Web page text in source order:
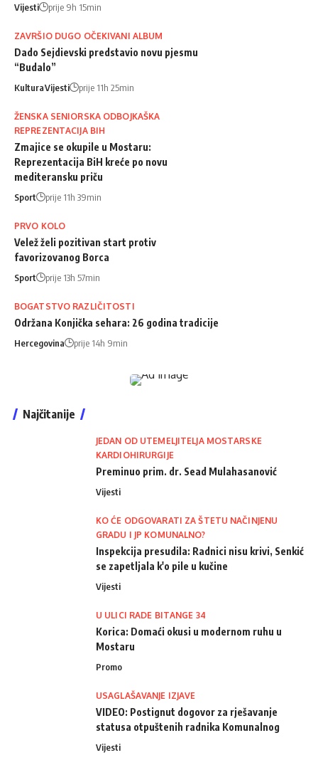
Vijesti prije 9h 15min
ZAVRŠIO DUGO OČEKIVANI ALBUM
Dado Sejdievski predstavio novu pjesmu
“Budalo”
KulturaVijesti prije 11h 25min
ŽENSKA SENIORSKA ODBOJKAŠKA
REPREZENTACIJA BIH
Zmajice se okupile u Mostaru:
Reprezentacija BiH kreće po novu
mediteransku priču
Sport prije 11h 39min
PRVO KOLO
Velež želi pozitivan start protiv
favorizovanog Borca
Sport prije 13h 57min
BOGATSTVO RAZLIČITOSTI
Održana Konjička sehara: 26 godina tradicije
Hercegovina prije 14h 9min
Najčitanije
JEDAN OD UTEMELJITELJA MOSTARSKE
KARDIOHIRURGIJE
Preminuo prim. dr. Sead Mulahasanović
Vijesti
KO ĆE ODGOVARATI ZA ŠTETU NAČINJENU
GRADU I JP KOMUNALNO?
Inspekcija presudila: Radnici nisu krivi, Senkić
se zapetljala k'o pile u kučine
Vijesti
U ULICI RADE BITANGE 34
Korica: Domaći okusi u modernom ruhu u
Mostaru
Promo
USAGLAŠAVANJE IZJAVE
VIDEO: Postignut dogovor za rješavanje
statusa otpuštenih radnika Komunalnog
Vijesti